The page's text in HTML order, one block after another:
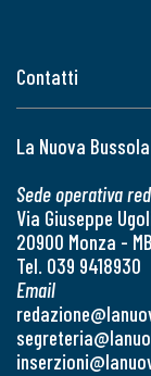
Contatti
La Nuova
Sede operativa
Via Giuseppe
20900 Monza - MB
Tel. 039 9418930
Email